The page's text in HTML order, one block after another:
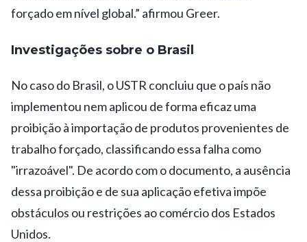
forçado em nível global.” afirmou Greer.
Investigações sobre o Brasil
No caso do Brasil, o USTR concluiu que o país não
implementou nem aplicou de forma eficaz uma
proibição à importação de produtos provenientes de
trabalho forçado, classificando essa falha como
"irrazoável". De acordo com o documento, a ausência
dessa proibição e de sua aplicação efetiva impõe
obstáculos ou restrições ao comércio dos Estados
Unidos.